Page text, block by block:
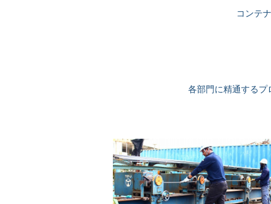
コンテ
各部門に精通するプ